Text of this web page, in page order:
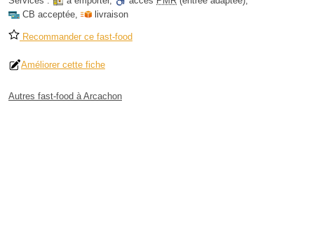
CB acceptée, livraison
Recommander ce fast-food
Améliorer cette fiche
Autres fast-food à Arcachon